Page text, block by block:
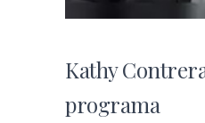
Kathy
programa